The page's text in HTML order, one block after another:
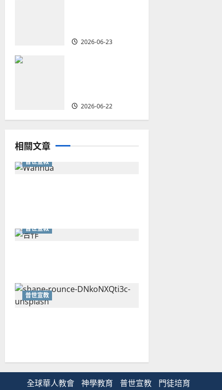
2026-06-23
2026-06-22
相關文章
普世宣教
普世宣教
普世宣教
全球華人教會 神學教育 普世宣教 門徒培育